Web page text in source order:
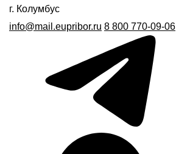
г. Колумбус
info@mail.eupribor.ru 8 800 770-09-06